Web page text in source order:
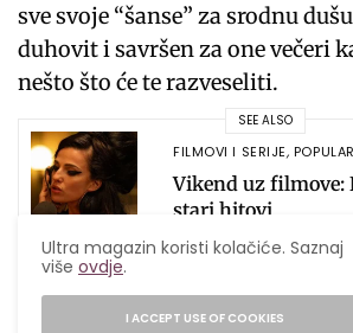
sve svoje “šanse” za srodnu
duhovit i savršen za one večeri
nešto što će te razveseliti.
SEE ALSO
FILMOVI I SERIJE,
Vikend uz filmove:
stari hitovi
Ultra magazin koristi kolačiće. Saznaj
višeovdje.
I ACCEPT USE OF COOKIES